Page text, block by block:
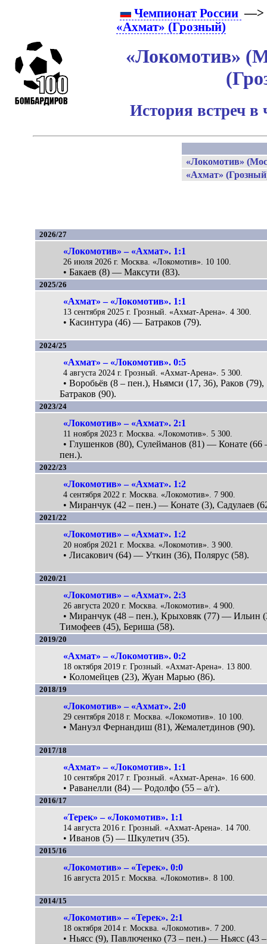
Чемпионат России —>
«Ахмат» (Грозный)
«Локомотив»
История встреч в
«Локомотив»
«Ахмат»
2026/27
«Локомотив» – «Ахмат». 1:1
26 июля 2026 г. Москва. «Локомотив». 10 100.
• Бакаев (8) — Максути (83).
2025/26
«Ахмат» – «Локомотив». 1:1
13 сентября 2025 г. Грозный. «Ахмат-Арена». 4 300.
• Касинтура (46) — Батраков (79).
2024/25
«Ахмат» – «Локомотив». 0:5
4 августа 2024 г. Грозный. «Ахмат-Арена». 5 300.
• Воробьёв (8 – пен.), Ньямси (17, 36), Раков (79),
Батраков (90).
2023/24
«Локомотив» – «Ахмат». 2:1
11 ноября 2023 г. Москва. «Локомотив». 5 300.
• Глушенков (80), Сулейманов (81) — Конате (66
пен.).
2022/23
«Локомотив» – «Ахмат». 1:2
4 сентября 2022 г. Москва. «Локомотив». 7 900.
• Миранчук (42 – пен.) — Конате (3), Садулаев
2021/22
«Локомотив» – «Ахмат». 1:2
20 ноября 2021 г. Москва. «Локомотив». 3 900.
• Лисакович (64) — Уткин (36), Полярус (58).
2020/21
«Локомотив» – «Ахмат». 2:3
26 августа 2020 г. Москва. «Локомотив». 4 900.
• Миранчук (48 – пен.), Крыховяк (77) — Ильин
Тимофеев (45), Бериша (58).
2019/20
«Ахмат» – «Локомотив». 0:2
18 октября 2019 г. Грозный. «Ахмат-Арена». 13 800.
• Коломейцев (23), Жуан Марью (86).
2018/19
«Локомотив» – «Ахмат». 2:0
29 сентября 2018 г. Москва. «Локомотив». 10 100.
• Мануэл Фернандиш (81), Жемалетдинов (90).
2017/18
«Ахмат» – «Локомотив». 1:1
10 сентября 2017 г. Грозный. «Ахмат-Арена». 16 600.
• Раванелли (84) — Родолфо (55 – а/г).
2016/17
«Терек» – «Локомотив». 1:1
14 августа 2016 г. Грозный. «Ахмат-Арена». 14 700.
• Иванов (5) — Шкулетич (35).
2015/16
«Локомотив» – «Терек». 0:0
16 августа 2015 г. Москва. «Локомотив». 8 100.
2014/15
«Локомотив» – «Терек». 2:1
18 октября 2014 г. Москва. «Локомотив». 7 200.
• Ньясс (9), Павлюченко (73 – пен.) — Ньясс (43 –